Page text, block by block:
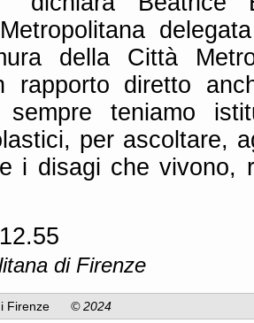
della Città
rapporto diretto
teniamo
per ascoltare,
i disagi che vivono,
di Firenze
Firenze © 2024